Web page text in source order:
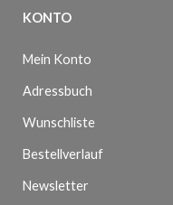
KONTO
Mein Konto
Adressbuch
Wunschliste
Bestellverlauf
Newsletter